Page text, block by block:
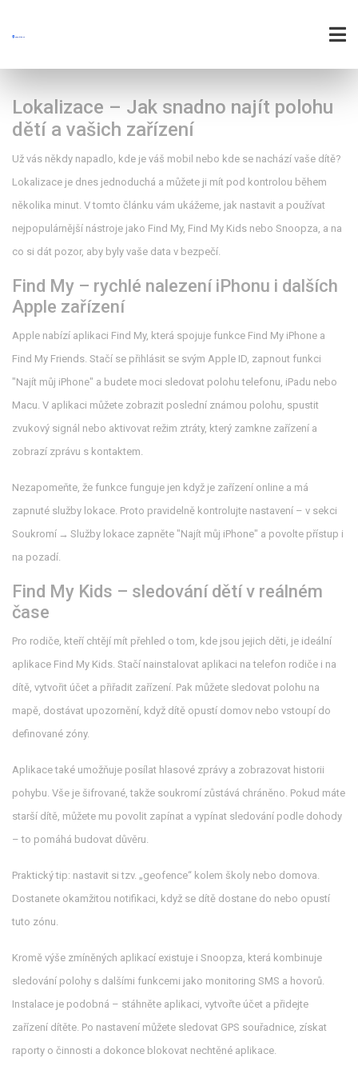
Lokalizace – Jak snadno najít polohu
dětí a vašich zařízení
Už vás někdy napadlo, kde je váš mobil nebo kde se nachází vaše dítě?
Lokalizace je dnes jednoduchá a můžete ji mít pod kontrolou během
několika minut. V tomto článku vám ukážeme, jak nastavit a používat
nejpopulárnější nástroje jako Find My, Find My Kids nebo Snoopza, a na
co si dát pozor, aby byly vaše data v bezpečí.
Find My – rychlé nalezení iPhonu i dalších
Apple zařízení
Apple nabízí aplikaci Find My, která spojuje funkce Find My iPhone a
Find My Friends. Stačí se přihlásit se svým Apple ID, zapnout funkci
"Najít můj iPhone" a budete moci sledovat polohu telefonu, iPadu nebo
Macu. V aplikaci můžete zobrazit poslední známou polohu, spustit
zvukový signál nebo aktivovat režim ztráty, který zamkne zařízení a
zobrazí zprávu s kontaktem.
Nezapomeňte, že funkce funguje jen když je zařízení online a má
zapnuté služby lokace. Proto pravidelně kontrolujte nastavení – v sekci
Soukromí → Služby lokace zapněte "Najít můj iPhone" a povolte přístup i
na pozadí.
Find My Kids – sledování dětí v reálném
čase
Pro rodiče, kteří chtějí mít přehled o tom, kde jsou jejich děti, je ideální
aplikace Find My Kids. Stačí nainstalovat aplikaci na telefon rodiče i na
dítě, vytvořit účet a přiřadit zařízení. Pak můžete sledovat polohu na
mapě, dostávat upozornění, když dítě opustí domov nebo vstoupí do
definované zóny.
Aplikace také umožňuje posílat hlasové zprávy a zobrazovat historii
pohybu. Vše je šifrované, takže soukromí zůstává chráněno. Pokud máte
starší dítě, můžete mu povolit zapínat a vypínat sledování podle dohody
– to pomáhá budovat důvěru.
Praktický tip: nastavit si tzv. „geofence“ kolem školy nebo domova.
Dostanete okamžitou notifikaci, když se dítě dostane do nebo opustí
tuto zónu.
Kromě výše zmíněných aplikací existuje i Snoopza, která kombinuje
sledování polohy s dalšími funkcemi jako monitoring SMS a hovorů.
Instalace je podobná – stáhněte aplikaci, vytvořte účet a přidejte
zařízení dítěte. Po nastavení můžete sledovat GPS souřadnice, získat
raporty o činnosti a dokonce blokovat nechtěné aplikace.